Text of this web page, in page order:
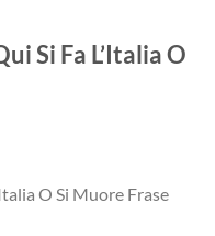
Si Fa L’Italia O
O Si Muore Frase